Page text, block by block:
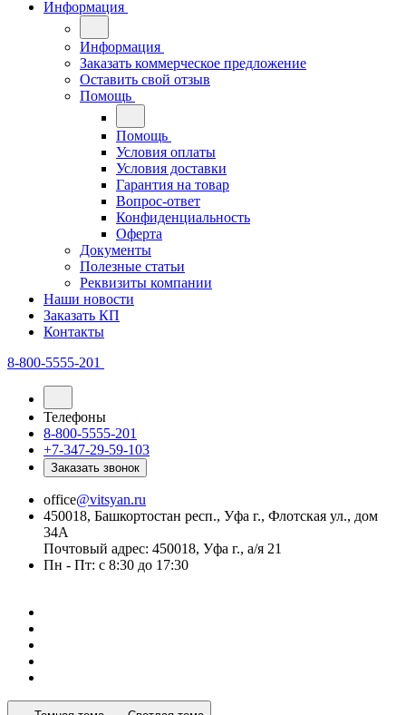
Информация
Информация
Заказать коммерческое предложение
Оставить свой отзыв
Помощь
Помощь
Условия оплаты
Условия доставки
Гарантия на товар
Вопрос-ответ
Конфиденциальность
Оферта
Документы
Полезные статьи
Реквизиты компании
Наши новости
Заказать КП
Контакты
8-800-5555-201
Телефоны
8-800-5555-201
+7-347-29-59-103
Заказать звонок
office@vitsyan.ru
450018, Башкортостан респ., Уфа г., Флотская ул., дом
34А
Почтовый адрес: 450018, Уфа г., а/я 21
Пн - Пт: с 8:30 до 17:30